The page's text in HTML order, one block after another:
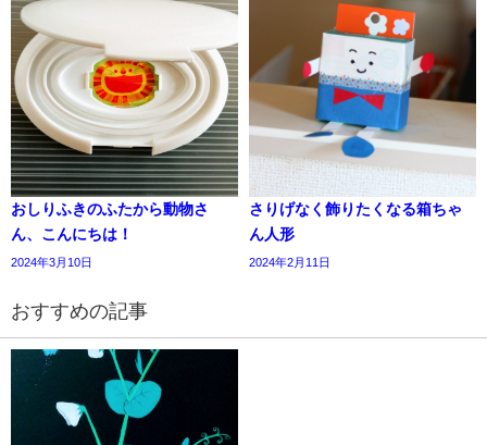
おしりふきのふたから動物さ
ん、こんにちは！
2024年3月10日
さりげなく飾りたくなる箱ちゃ
ん人形
2024年2月11日
おすすめの記事